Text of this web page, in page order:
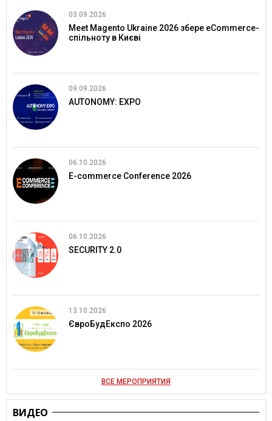
03.09.2026
Meet Magento Ukraine 2026 збере eCommerce-
спільноту в Києві
09.09.2026
AUTONOMY: EXPO
06.10.2026
E-commerce Conference 2026
06.10.2026
SECURITY 2.0
13.10.2026
ЄвроБудЕкспо 2026
ВСЕ МЕРОПРИЯТИЯ
ВИДЕО